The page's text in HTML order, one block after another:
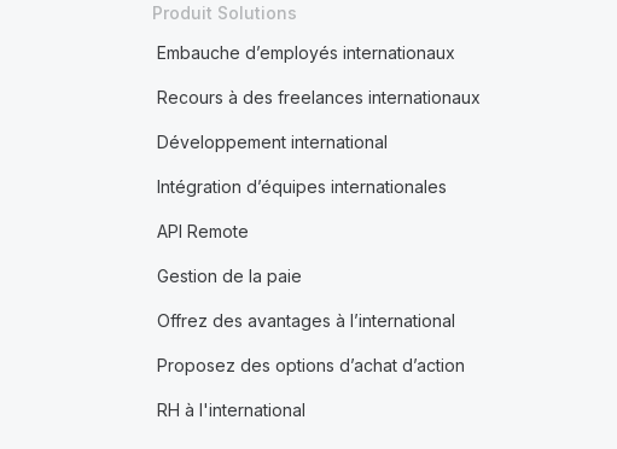
Produit Solutions
Embauche d’employés internationaux
Recours à des freelances internationaux
Développement international
Intégration d’équipes internationales
API Remote
Gestion de la paie
Offrez des avantages à l’international
Proposez des options d’achat d’action
RH à l'international